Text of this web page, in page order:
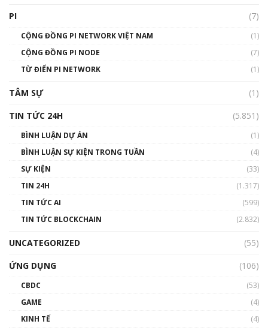
Talkshow 14: MemeCoin – Trò đùa tỷ đô
01:29:26
PI (7)
CỘNG ĐỒNG PI NETWORK VIỆT NAM
(1)
CỘNG ĐỒNG PI NODE
(7)
TỪ ĐIỂN PI NETWORK
(1)
TÂM SỰ
(1)
TIN TỨC 24H
(5.851)
BÌNH LUẬN DỰ ÁN
(1)
BÌNH LUẬN SỰ KIỆN TRONG TUẦN
(4)
SỰ KIỆN
(33)
TIN 24H
(1.317)
TIN TỨC AI
(599)
TIN TỨC BLOCKCHAIN
(2.832)
UNCATEGORIZED
(55)
ỨNG DỤNG
(106)
CBDC
(53)
GAME
(4)
KINH TẾ
(4)